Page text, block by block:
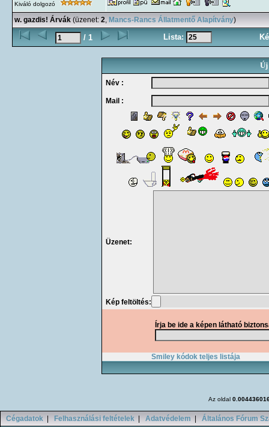
Kiváló dolgozó
w. gazdis! Árvák (üzenet: 2, Mancs-Rancs Állatmentő Alapítvány)
/ 1 Lista:
Új
Név :
Mail :
Üzenet:
Kép feltöltés:
Írja be ide a képen látható
Smiley kódok teljes listája
Az oldal
Cégadatok Felhasználási feltételek Adatvédelem Általános Fórum